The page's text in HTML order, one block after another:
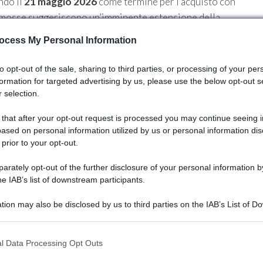
My Personal Information
opt-out of the sale, sharing to third parties, or processing of your
for targeted advertising by us, please use the below opt-out
selection.
that after your opt-out request is processed you may continue seeing
on personal information utilized by us or personal information
to your opt-out.
opt-out of the further disclosure of your personal information
IAB’s list of downstream participants.
may also be disclosed by us to third parties on the IAB’s List of
including but not limited to your visit or usage behaviour. You may
Data Processing Opt Outs
suggeriscono un’imminente estensione della
per ottenere un’approvazione comunitaria e l’esame
riflette anche considerazioni commerciali e normative:
prezzo con l’evoluzione delle funzionalità e facilita la